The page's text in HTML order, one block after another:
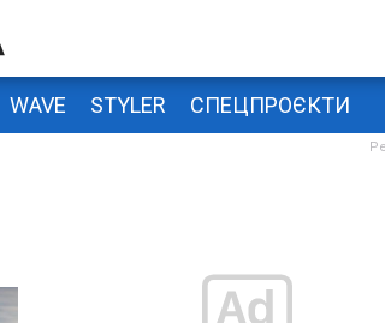
WAVE STYLER СПЕЦПРОЄКТИ